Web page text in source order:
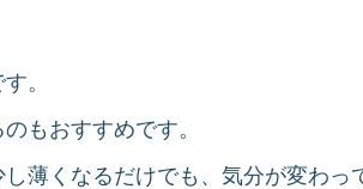
。
もおすすめです。
薄くなるだけでも、気分が変わ